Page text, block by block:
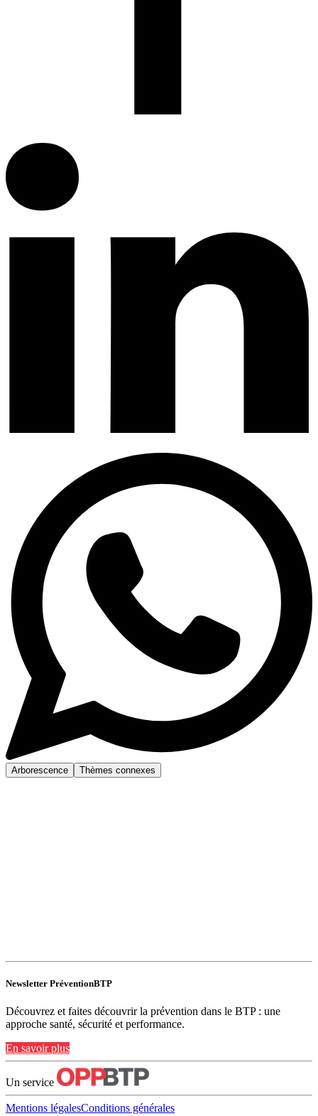
Arborescence Thèmes connexes
Newsletter PréventionBTP
Découvrez et faites découvrir la prévention dans le BTP : une
approche santé, sécurité et performance.
En savoir plus
Un service
Mentions légalesConditions générales